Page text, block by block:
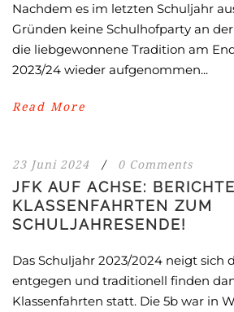
Nachdem es im letzten Schuljahr
Gründen keine Schulhofparty an
die liebgewonnene Tradition am
2023/24 wieder aufgenommen...
Read More
23 Juni 2024 / 0 Comments
JFK AUF ACHSE:
KLASSENFAHRTEN ZUM
SCHULJAHRESENDE!
Das Schuljahr 2023/2024 neigt sich
entgegen und traditionell finden
Klassenfahrten statt. Die 5b war in